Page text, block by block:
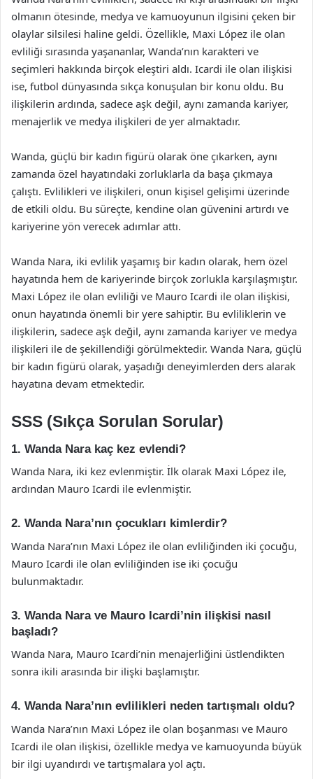
olmanın ötesinde, medya ve kamuoyunun ilgisini çeken bir
olaylar silsilesi haline geldi. Özellikle, Maxi López ile olan
evliliği sırasında yaşananlar, Wanda’nın karakteri ve
seçimleri hakkında birçok eleştiri aldı. Icardi ile olan ilişkisi
ise, futbol dünyasında sıkça konuşulan bir konu oldu. Bu
ilişkilerin ardında, sadece aşk değil, aynı zamanda kariyer,
menajerlik ve medya ilişkileri de yer almaktadır.
Wanda, güçlü bir kadın figürü olarak öne çıkarken, aynı
zamanda özel hayatındaki zorluklarla da başa çıkmaya
çalıştı. Evlilikleri ve ilişkileri, onun kişisel gelişimi üzerinde
de etkili oldu. Bu süreçte, kendine olan güvenini artırdı ve
kariyerine yön verecek adımlar attı.
Wanda Nara, iki evlilik yaşamış bir kadın olarak, hem özel
hayatında hem de kariyerinde birçok zorlukla karşılaşmıştır.
Maxi López ile olan evliliği ve Mauro Icardi ile olan ilişkisi,
onun hayatında önemli bir yere sahiptir. Bu evliliklerin ve
ilişkilerin, sadece aşk değil, aynı zamanda kariyer ve medya
ilişkileri ile de şekillendiği görülmektedir. Wanda Nara, güçlü
bir kadın figürü olarak, yaşadığı deneyimlerden ders alarak
hayatına devam etmektedir.
SSS (Sıkça Sorulan Sorular)
1. Wanda Nara kaç kez evlendi?
Wanda Nara, iki kez evlenmiştir. İlk olarak Maxi López ile,
ardından Mauro Icardi ile evlenmiştir.
2. Wanda Nara’nın çocukları kimlerdir?
Wanda Nara’nın Maxi López ile olan evliliğinden iki çocuğu,
Mauro Icardi ile olan evliliğinden ise iki çocuğu
bulunmaktadır.
3. Wanda Nara ve Mauro Icardi’nin ilişkisi nasıl
başladı?
Wanda Nara, Mauro Icardi’nin menajerliğini üstlendikten
sonra ikili arasında bir ilişki başlamıştır.
4. Wanda Nara’nın evlilikleri neden tartışmalı oldu?
Wanda Nara’nın Maxi López ile olan boşanması ve Mauro
Icardi ile olan ilişkisi, özellikle medya ve kamuoyunda büyük
bir ilgi uyandırdı ve tartışmalara yol açtı.